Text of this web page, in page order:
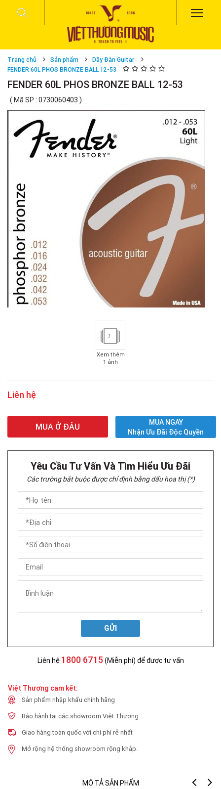
Trang chủ Sản phẩm
Dây Đàn Guitar
FENDER 60L PHOS BRONZE BALL 12-53
FENDER 60L PHOS BRONZE BALL 12-53
( Mã SP : 0730060403 )
1
Xem thêm
1 ảnh
Liên hệ
MUA Ở ĐÂU
MUA NGAY
Nhận Ưu Đãi Độc Quyền
Yêu Cầu Tư Vấn Và Tìm Hiểu Ưu Đãi
Các trường bắt buộc được chỉ định bằng dấu hoa thị (*)
GỬI
Liên hệ 1800 6715 (Miễn phí) để được tư vấn
Việt Thương cam kết:
Sản phẩm nhập khẩu chính hãng
Bảo hành tại các showroom Việt Thương
Giao hàng toàn quốc với chi phí rẻ nhất
Mở rộng hệ thống showroom rộng khắp.
MÔ TẢ SẢN PHẨM